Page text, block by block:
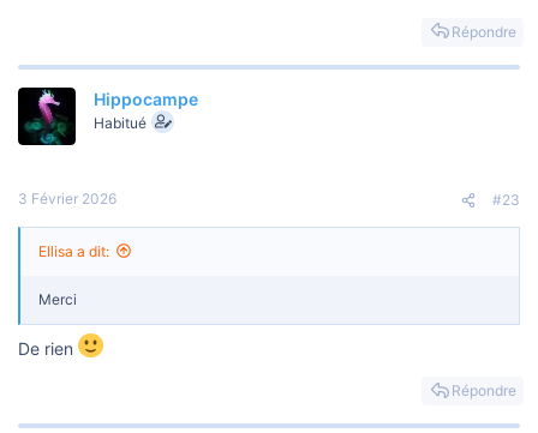
Répondre
Hippocampe
Habitué
3 Février 2026 #23
Ellisa a dit:
Merci
De rien
Répondre